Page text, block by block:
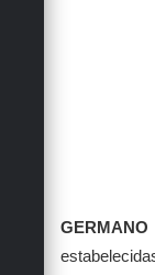
Sala M. do
Secretarias